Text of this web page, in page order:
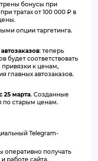
бонусы при
при тратах от 100 000 ₽ в
опции таргетинга.
: теперь
будет соответствовать
к ценам,
главных автозаказов.
25 марта. Созданные
по старым ценам.
Telegram-
оперативно получать
работе сайта.